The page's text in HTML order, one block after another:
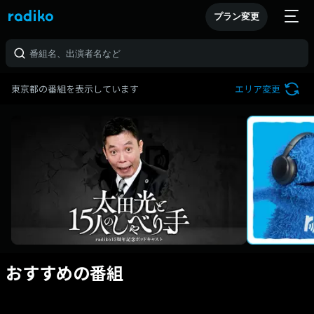
プラン変更
東京都の番組を表示しています エリア変更
おすすめの番組